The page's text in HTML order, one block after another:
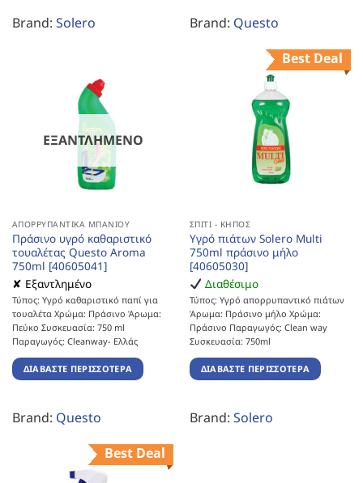
Brand: Solero Brand: Questo
ΕΞΑΝΤΛΗΜΈΝΟ
ΑΠΟΡΡΥΠΑΝΤΙΚΆ ΜΠΆΝΙΟΥ
Πράσινο υγρό καθαριστικό
τουαλέτας Questo Aroma
750ml [40605041]
✘ Εξαντλημένο
Τύπος: Υγρό καθαριστικό παπί για
τουαλέτα Χρώμα: Πράσινο Άρωμα:
Πεύκο Συσκευασία: 750 ml
Παραγωγός: Cleanway- Ελλάς
ΔΙΑΒΆΣΤΕ ΠΕΡΙΣΣΌΤΕΡΑ
Brand: Questo
Best Deal
ΣΠΊΤΙ - ΚΉΠΟΣ
Υγρό πιάτων Solero Multi
750ml πράσινο μήλο
[40605030]
Διαθέσιμο
Τύπος: Υγρό απορρυπαντικό πιάτων
Άρωμα: Πράσινο μήλο Χρώμα:
Πράσινο Παραγωγός: Clean way
Συσκευασία: 750ml
ΔΙΑΒΆΣΤΕ ΠΕΡΙΣΣΌΤΕΡΑ
Brand: Solero
Best Deal